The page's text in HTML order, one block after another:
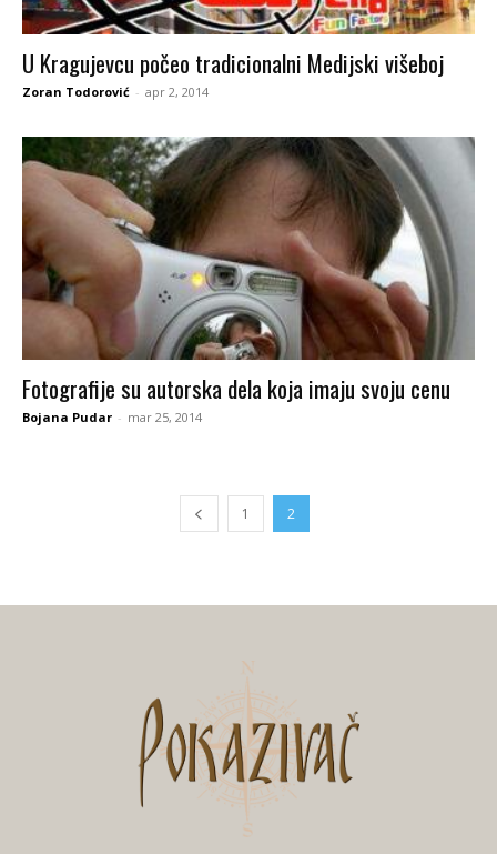
U Kragujevcu počeo tradicionalni Medijski višeboj
Zoran Todorović - apr 2, 2014
Fotografije su autorska dela koja imaju svoju cenu
Bojana Pudar - mar 25, 2014
1 2